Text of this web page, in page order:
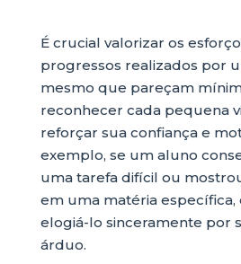
É crucial valorizar os
progressos realizados por
mesmo que pareçam
reconhecer cada pequena
reforçar sua confiança e
exemplo, se um aluno
uma tarefa difícil ou
em uma matéria
elogiá-lo sinceramente por
árduo.